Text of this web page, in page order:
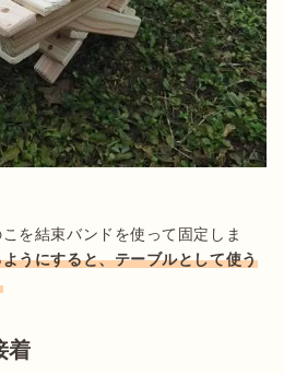
を結束バンドを使って固定しま
うにすると、テーブルとして使う
ときに邪魔になりません。
着